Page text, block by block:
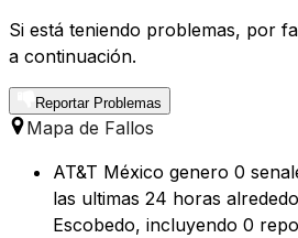
Si está teniendo problemas, por
a continuación.
Reportar Problemas
Mapa de Fallos
AT&T México genero 0
las ultimas 24 horas
Escobedo, incluyendo 0